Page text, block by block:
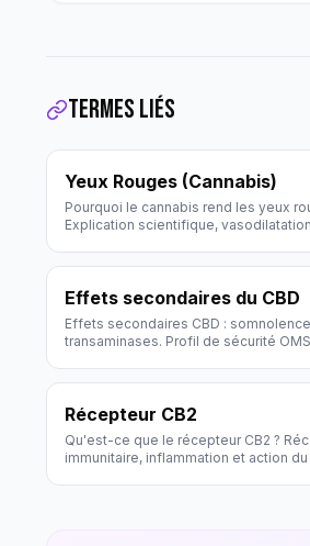
Termes liés
Yeux Rouges (Cannabis)
Pourquoi le cannabis rend les yeux
Explication scientifique,
Effets secondaires du CBD
Effets secondaires CBD :
transaminases. Profil de sécurité
Récepteur CB2
Qu'est-ce que le récepteur CB2 ?
immunitaire, inflammation et action du